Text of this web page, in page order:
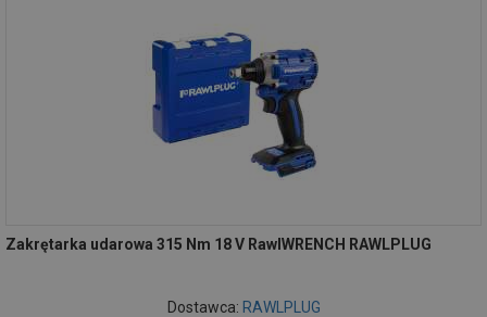
Zakrętarka udarowa 315 Nm 18 V RawlWRENCH RAWLPLUG
Dostawca: RAWLPLUG